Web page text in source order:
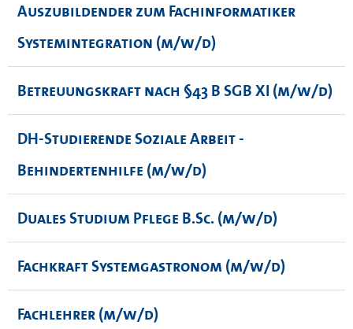
Auszubildender zum Fachinformatiker
Systemintegration (m/w/d)
Betreuungskraft nach §43 B SGB XI (m/w/d)
DH-Studierende Soziale Arbeit -
Behindertenhilfe (m/w/d)
Duales Studium Pflege B.Sc. (m/w/d)
Fachkraft Systemgastronom (m/w/d)
Fachlehrer (m/w/d)